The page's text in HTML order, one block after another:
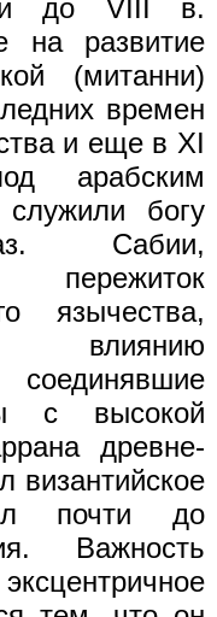
до VIII в.
на развитие
(митанни)
времен
и еще в XI
арабским
богу
Сабии,
язычества,
влиянию
с высокой
древне-
византийское
почти до
Важность